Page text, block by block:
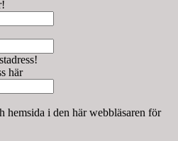
här
hemsida i den här webbläsaren för